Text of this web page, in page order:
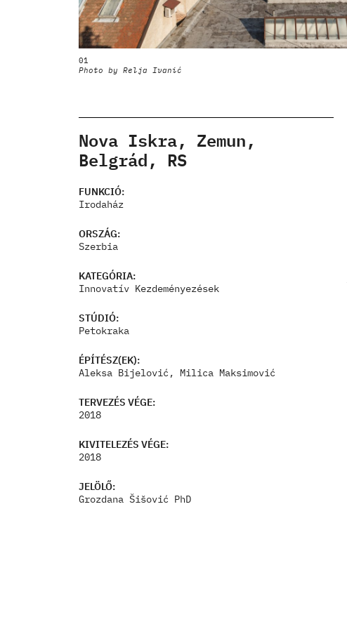
01
Photo by Relja Ivanić
Nova Iskra, Zemun,
Belgrád, RS
FUNKCIÓ:
Irodaház
ORSZÁG:
Szerbia
KATEGÓRIA:
Innovatív Kezdeményezések
STÚDIÓ:
Petokraka
ÉPÍTÉSZ(EK):
Aleksa Bijelović, Milica Maksimović
TERVEZÉS VÉGE:
2018
KIVITELEZÉS VÉGE:
2018
JELÖLŐ:
Grozdana Šišović PhD